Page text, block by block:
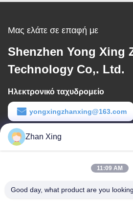
Μας ελάτε σε επαφή με
Shenzhen Yong Xing
Technology Co,. Ltd.
Ηλεκτρονικό ταχυδρομείο
yongxingzhanxing@163.com
Εργασιακό χρόνο
8:00-20:00
Διεύθυνση
Zhan Xing
11:09 AM
Good day, what product are you